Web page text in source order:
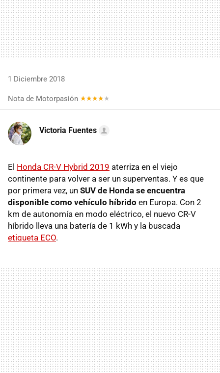
1 Diciembre 2018
Nota de Motorpasión
Victoria Fuentes
El Honda CR-V Hybrid 2019 aterriza en el viejo
continente para volver a ser un superventas. Y es que
por primera vez, un SUV de Honda se encuentra
disponible como vehículo híbrido en Europa. Con 2
km de autonomía en modo eléctrico, el nuevo CR-V
híbrido lleva una batería de 1 kWh y la buscada
etiqueta ECO.